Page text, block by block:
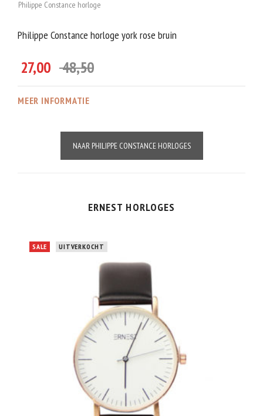
Philippe Constance horloge
Philippe Constance horloge york rose bruin
48,50
27,00
MEER INFORMATIE
NAAR PHILIPPE CONSTANCE HORLOGES
ERNEST HORLOGES
SALE UITVERKOCHT